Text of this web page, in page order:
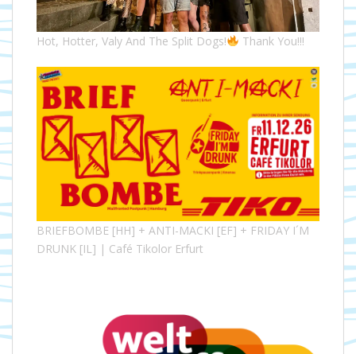
Hot, Hotter, Valy And The Split Dogs! Thank You!!!
BRIEFBOMBE [HH] + ANTI-MACKI [EF] + FRIDAY I´M
DRUNK [IL] | Café Tikolor Erfurt